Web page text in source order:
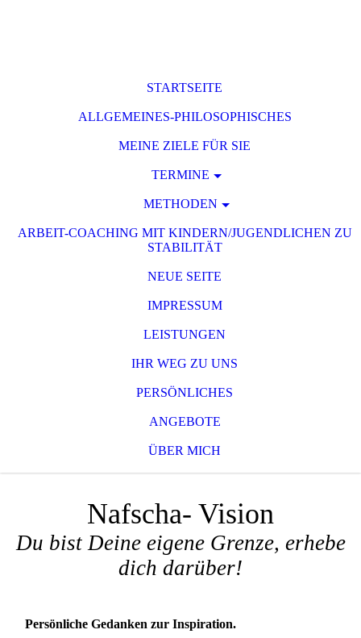
STARTSEITE
ALLGEMEINES-PHILOSOPHISCHES
MEINE ZIELE FÜR SIE
TERMINE
METHODEN
ARBEIT-COACHING MIT KINDERN/JUGENDLICHEN ZU
STABILITÄT
NEUE SEITE
IMPRESSUM
LEISTUNGEN
IHR WEG ZU UNS
PERSÖNLICHES
ANGEBOTE
ÜBER MICH
Nafscha- Vision
Du bist Deine eigene Grenze, erhebe
dich darüber!
Persönliche Gedanken zur Inspiration.